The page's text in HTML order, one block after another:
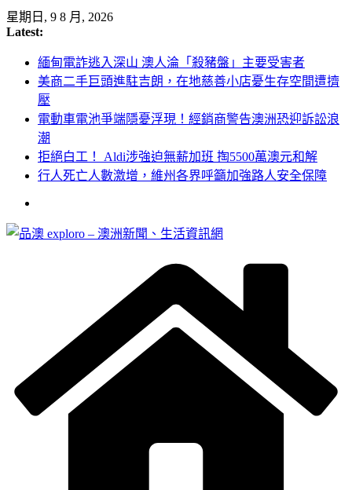
Skip
to
content
星期日, 9 8 月, 2026
Latest:
緬甸電詐逃入深山 澳人淪「殺豬盤」主要受害者
美商二手巨頭進駐吉朗，在地慈善小店憂生存空間遭擠
壓
電動車電池爭端隱憂浮現！經銷商警告澳洲恐迎訴訟浪
潮
拒絕白工！ Aldi涉強迫無薪加班 掏5500萬澳元和解
行人死亡人數激增，維州各界呼籲加強路人安全保障